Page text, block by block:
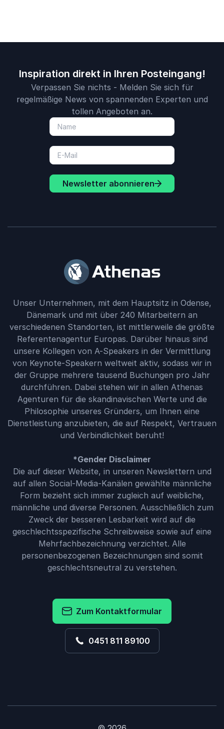
Inspiration direkt in Ihren Posteingang!
Verpassen Sie nichts - Melden Sie sich für
regelmäßige News von spannenden Experten und
tollen Angeboten an.
Newsletter abonnieren
Unser Unternehmen, mit dem Hauptsitz in Odense,
Dänemark und mit über 240 Mitarbeitern an
verschiedenen Standorten, ist mittlerweile die größte
Referentenagentur Europas. Darüber hinaus sind
unsere Kollegen von A-Speakers in der Vermittlung
von Keynote-Speakern weltweit aktiv, sodass wir in
der Gruppe mehrere tausend Buchungen pro Jahr
durchführen. Dabei stehen wir in allen Athenas
Agenturen für die skandinavischen Werte und die
Philosophie unseres Gründers, um Ihnen eine
Dienstleistung anzubieten, die auf Respekt, Vertrauen
und Verbindlichkeit beruht!
*Gender Disclaimer
Die auf dieser Website, in unseren Newslettern und
auf allen Social-Media-Kanälen gewählte männliche
Form bezieht sich immer zugleich auf weibliche,
männliche und diverse Personen. Ausschließlich zum
Zweck der besseren Lesbarkeit wird auf die
geschlechtsspezifische Schreibweise sowie auf eine
Mehrfachbezeichnung verzichtet. Alle
personenbezogenen Bezeichnungen sind somit
geschlechtsneutral zu verstehen.
Zum Kontaktformular
0451 811 89100